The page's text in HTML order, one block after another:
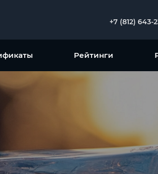
+7 (812) 643-
Рейтинги